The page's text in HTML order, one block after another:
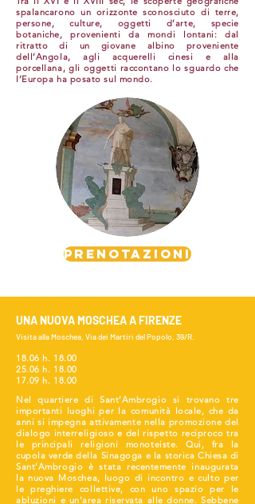
spalancarono un orizzonte sconosciuto di terre,
persone, culture, oggetti d’arte, specie
botaniche, provenienti da mondi lontani: dal
ritratto di un giovane albino proveniente
dell’Angola, agli acquerelli cinesi e alla
porcellana, gli oggetti raccontano lo sguardo che
l’Europa ha posato sul mondo.
PRENOTAZIONI
UNA NUOVA MOSCHEA A FIRENZE
Visita alla Moschea, Via dei Martiri del Popolo, 39/R.
18.06 h. 18.00
25.06 h. 18.00
17.09 h. 18.00
Nel quartiere di Sant’Ambrogio si trovano tre
importanti luoghi per la comunità locale, che da
anni si impegna attivamente nella promozione del
dialogo interreligioso e del rispetto reciproco tra
le principali religioni monoteiste. Qui, fra la
cupola verde della Sinagoga e la storica Chiesa di
Sant’Ambrogio è stata recentemente inaugurata
la nuova Moschea, luogo di incontro e culto per
le preghiere collettive, con uno spazio per le
abluzioni e un'area riservata alle donne. Sebbene